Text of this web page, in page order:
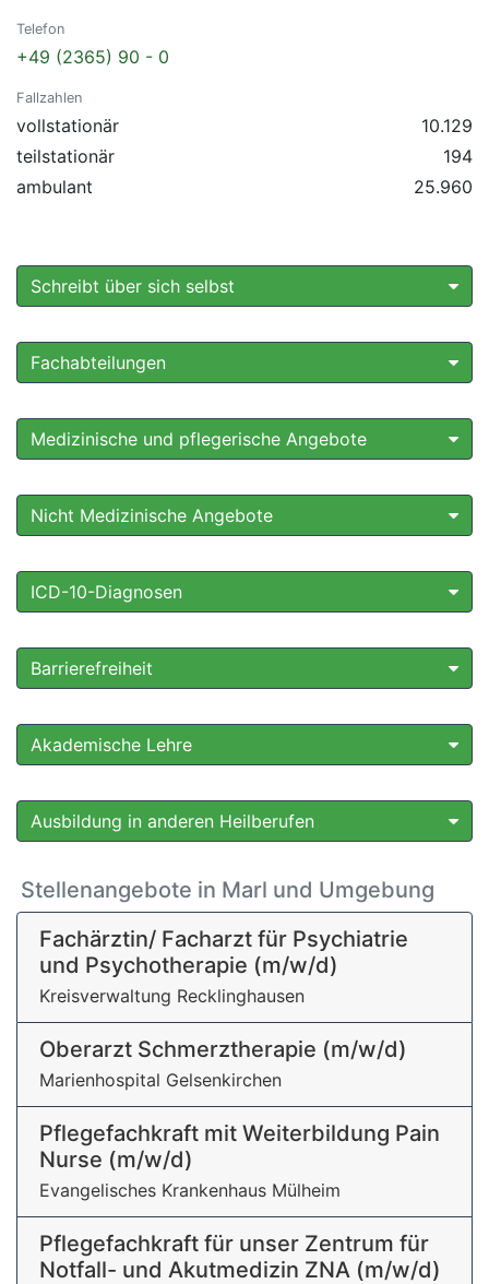
Telefon
+49 (2365) 90 - 0
Fallzahlen
vollstationär
10.129
teilstationär
194
ambulant
25.960
Schreibt über sich selbst
Fachabteilungen
Medizinische und pflegerische Angebote
Nicht Medizinische Angebote
ICD-10-Diagnosen
Barrierefreiheit
Akademische Lehre
Ausbildung in anderen Heilberufen
Stellenangebote in Marl und Umgebung
Fachärztin/ Facharzt für Psychiatrie
und Psychotherapie (m/w/d)
Kreisverwaltung Recklinghausen
Oberarzt Schmerztherapie (m/w/d)
Marienhospital Gelsenkirchen
Pflegefachkraft mit Weiterbildung Pain
Nurse (m/w/d)
Evangelisches Krankenhaus Mülheim
Pflegefachkraft für unser Zentrum für
Notfall- und Akutmedizin ZNA (m/w/d)